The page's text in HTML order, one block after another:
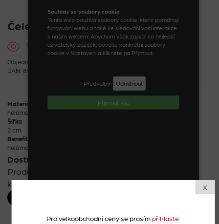
Souhlas se soubory cookie
Tento web používá soubory cookie, které pomáhají
fungování webu a také ke sledování vaší interakce
s naším webem. Abychom však zajistili co nejlepší
uživatelský zážitek, povolte konkrétní soubory
cookie v Nastavení a klikněte na Přijmout..
Předvolby Odmítnout
Příjmout vše
X
Pro velkoobchodní ceny se prosímpřihlaste.
Čelenka ve tvaru mašle s kamínky
Objednací kód: 08096_9_1
EAN: 8590888080963
Materiál
nelámavý ABS plast
Šířka
2 cm
Benefity
nelámavé
Dostupnost:
Produkt již není v prodeji. Zkuste najít podobný v
kategorii.